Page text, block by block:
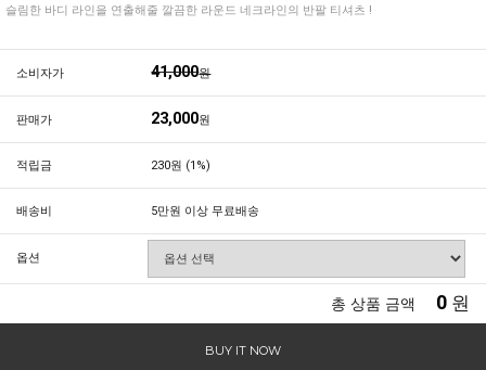
슬림한 바디 라인을 연출해줄 깔끔한 라운드 네크라인의 반팔 티셔츠 !
소비자가 41,000원
판매가 23,000원
적립금 230원 (1%)
배송비 5만원 이상 무료배송
옵션
총 상품 금액 0 원
BUY IT NOW